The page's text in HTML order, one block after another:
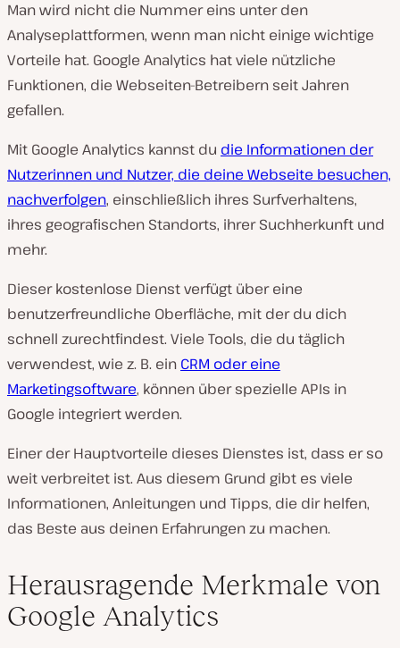
Man wird nicht die Nummer eins unter den
Analyseplattformen, wenn man nicht einige wichtige
Vorteile hat. Google Analytics hat viele nützliche
Funktionen, die Webseiten-Betreibern seit Jahren
gefallen.
Mit Google Analytics kannst du die Informationen der
Nutzerinnen und Nutzer, die deine Webseite besuchen,
nachverfolgen, einschließlich ihres Surfverhaltens,
ihres geografischen Standorts, ihrer Suchherkunft und
mehr.
Dieser kostenlose Dienst verfügt über eine
benutzerfreundliche Oberfläche, mit der du dich
schnell zurechtfindest. Viele Tools, die du täglich
verwendest, wie z. B. ein CRM oder eine
Marketingsoftware, können über spezielle APIs in
Google integriert werden.
Einer der Hauptvorteile dieses Dienstes ist, dass er so
weit verbreitet ist. Aus diesem Grund gibt es viele
Informationen, Anleitungen und Tipps, die dir helfen,
das Beste aus deinen Erfahrungen zu machen.
Herausragende Merkmale von
Google Analytics